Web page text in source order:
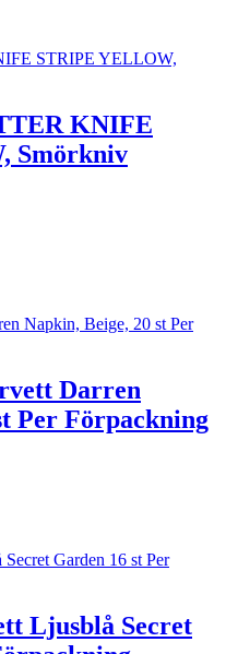
KNIFE
Smörkniv
Darren
Per Förpackning
Ljusblå Secret